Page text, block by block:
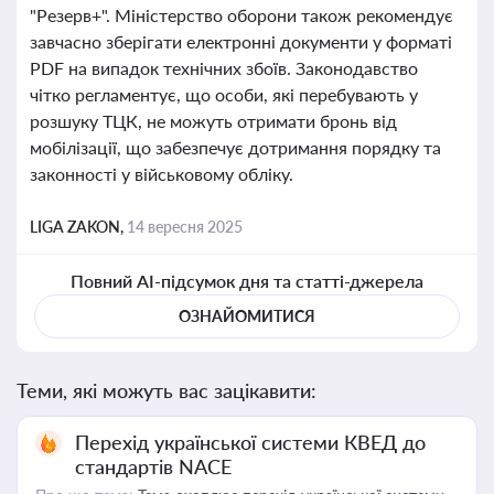
"Резерв+". Міністерство оборони також рекомендує
завчасно зберігати електронні документи у форматі
PDF на випадок технічних збоїв. Законодавство
чітко регламентує, що особи, які перебувають у
розшуку ТЦК, не можуть отримати бронь від
мобілізації, що забезпечує дотримання порядку та
законності у військовому обліку.
LIGA ZAKON, 14 вересня 2025
Повний AI-підсумок дня та статті-джерела
ОЗНАЙОМИТИСЯ
Теми, які можуть вас зацікавити:
Перехід української системи КВЕД до
стандартів NACE